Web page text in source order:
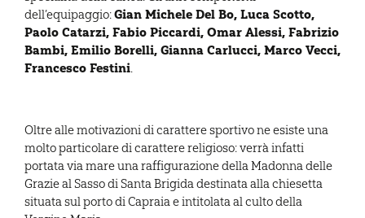
dell’equipaggio:Gian Michele Del Bo, Luca Scotto,
Paolo Catarzi, Fabio Piccardi, Omar Alessi, Fabrizio
Bambi, Emilio Borelli, Gianna Carlucci, Marco Vecci,
Francesco Festini.
Oltre alle motivazioni di carattere sportivo ne esiste una
molto particolare di carattere religioso: verrà infatti
portata via mare una raffigurazione della Madonna delle
Grazie al Sasso di Santa Brigida destinata alla chiesetta
situata sul porto di Capraia e intitolata al culto della